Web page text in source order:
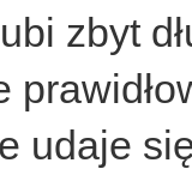
zbyt
udaje